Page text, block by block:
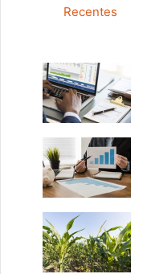
Recentes